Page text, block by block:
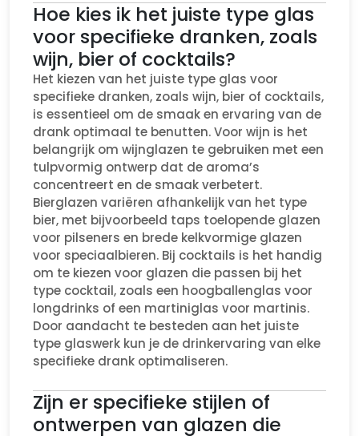
Hoe kies ik het juiste type glas
voor specifieke dranken, zoals
wijn, bier of cocktails?
Het kiezen van het juiste type glas voor
specifieke dranken, zoals wijn, bier of cocktails,
is essentieel om de smaak en ervaring van de
drank optimaal te benutten. Voor wijn is het
belangrijk om wijnglazen te gebruiken met een
tulpvormig ontwerp dat de aroma’s
concentreert en de smaak verbetert.
Bierglazen variëren afhankelijk van het type
bier, met bijvoorbeeld taps toelopende glazen
voor pilseners en brede kelkvormige glazen
voor speciaalbieren. Bij cocktails is het handig
om te kiezen voor glazen die passen bij het
type cocktail, zoals een hoogballenglas voor
longdrinks of een martiniglas voor martinis.
Door aandacht te besteden aan het juiste
type glaswerk kun je de drinkervaring van elke
specifieke drank optimaliseren.
Zijn er specifieke stijlen of
ontwerpen van glazen die